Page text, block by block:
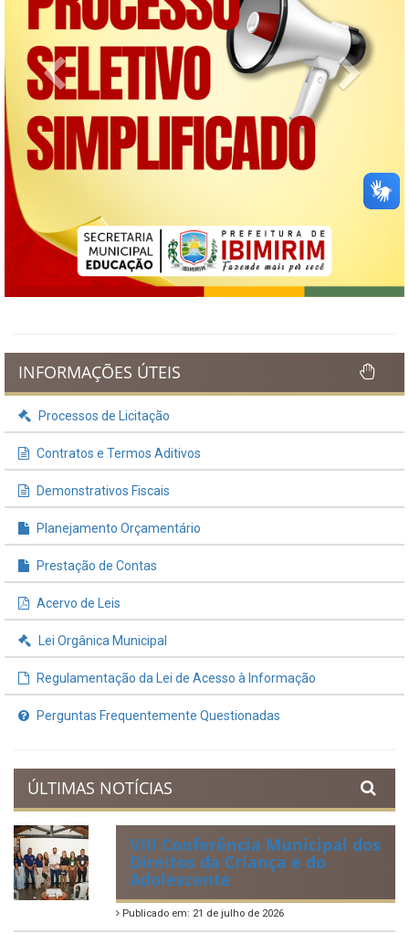
Previous Next
INFORMAÇÕES ÚTEIS
Processos de Licitação
Contratos e Termos Aditivos
Demonstrativos Fiscais
Planejamento Orçamentário
Prestação de Contas
Acervo de Leis
Lei Orgânica Municipal
Regulamentação da Lei de Acesso à Informação
Perguntas Frequentemente Questionadas
ÚLTIMAS NOTÍCIAS
VIII Conferência Municipal dos
Direitos da Criança e do
Adolescente
Publicado em: 21 de julho de 2026